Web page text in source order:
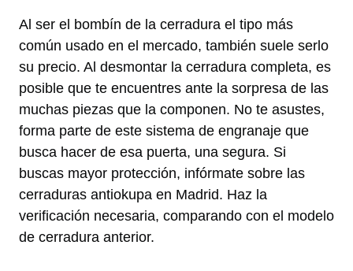
Al ser el bombín de la cerradura el tipo más
común usado en el mercado, también suele serlo
su precio. Al desmontar la cerradura completa, es
posible que te encuentres ante la sorpresa de las
muchas piezas que la componen. No te asustes,
forma parte de este sistema de engranaje que
busca hacer de esa puerta, una segura. Si
buscas mayor protección, infórmate sobre las
cerraduras antiokupa en Madrid. Haz la
verificación necesaria, comparando con el modelo
de cerradura anterior.